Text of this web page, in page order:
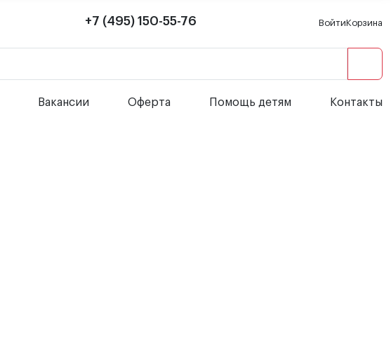
+7 (495) 150-55-76 ВойтиКорзина
Вакансии Оферта Помощь детям Контакты